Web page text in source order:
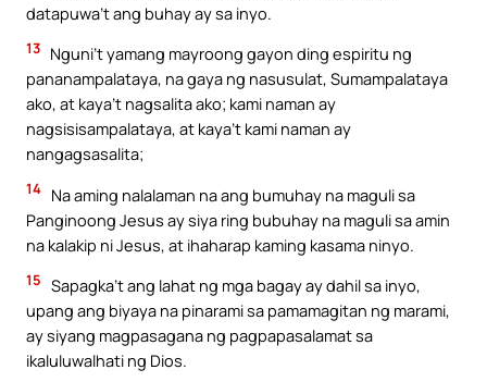
datapuwa’t ang buhay ay sa inyo.
13 Nguni’t yamang mayroong gayon ding espiritu ng
pananampalataya, na gaya ng nasusulat, Sumampalataya
ako, at kaya’t nagsalita ako; kami naman ay
nagsisisampalataya, at kaya’t kami naman ay
nangagsasalita;
14 Na aming nalalaman na ang bumuhay na maguli sa
Panginoong Jesus ay siya ring bubuhay na maguli sa amin
na kalakip ni Jesus, at ihaharap kaming kasama ninyo.
15 Sapagka’t ang lahat ng mga bagay ay dahil sa inyo,
upang ang biyaya na pinarami sa pamamagitan ng marami,
ay siyang magpasagana ng pagpapasalamat sa
ikaluluwalhati ng Dios.